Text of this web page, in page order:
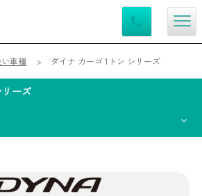
車種 ダイナ カーゴ 1トン シリーズ
ーズ